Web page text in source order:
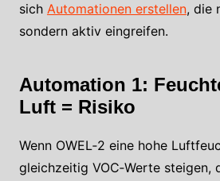
sich Automationen erstellen, die
sondern aktiv eingreifen.
Automation 1:
Luft = Risiko
Wenn OWEL‑2 eine hohe
gleichzeitig VOC‑Werte steigen,